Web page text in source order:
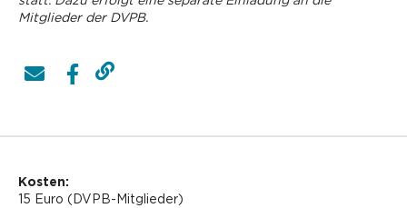
Mitglieder der DVPB.
Kosten:
15 Euro (DVPB-Mitglieder)